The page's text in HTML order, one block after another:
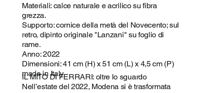
Materiali: calce naturale e acrilico su fibra
grezza.
Supporto: cornice della metà del Novecento; sul
retro, dipinto originale "Lanzani" su foglio di
rame.
Anno: 2022
Dimensioni: 41 cm (H) x 51 cm (L) x 4,5 cm (P)
made in Italy
IL MITO DI FERRARI: oltre lo sguardo
Nell’estate del 2022, Modena si è trasformata